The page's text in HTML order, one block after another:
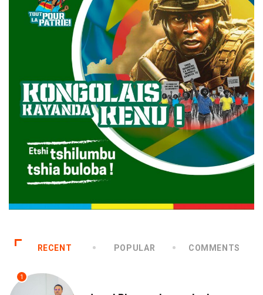
RECENT POPULAR COMMENTS
1